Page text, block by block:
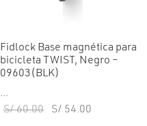
Fidlock Base magnética para
bicicleta TWIST, Negro –
09603(BLK)
...
S/60.00
El precio
S/ 54.00